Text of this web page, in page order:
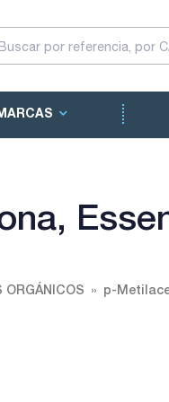
ORGÁNICOS p-